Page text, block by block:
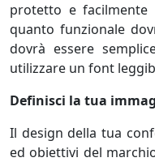
protetto e facilmente
quanto funzionale
dovrà essere
utilizzare un font
Definisci la tua
Il design della tua
ed obiettivi del